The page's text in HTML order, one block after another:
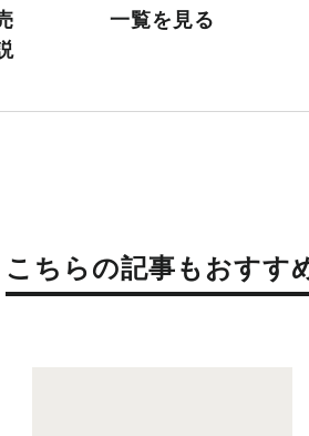
一覧を見る
こちらの記事もおすす